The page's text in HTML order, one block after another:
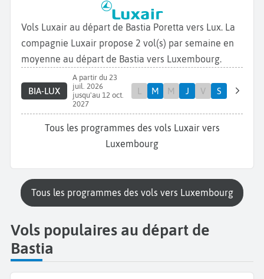
Vols Luxair au départ de Bastia Poretta vers Lux. La
compagnie Luxair propose 2 vol(s) par semaine en
moyenne au départ de Bastia vers Luxembourg.
BIA-LUX
A partir du 23
juil. 2026
jusqu'au 12 oct.
2027
L M M J V S
Tous les programmes des vols Luxair vers
Luxembourg
Tous les programmes des vols vers Luxembourg
Vols populaires au départ de
Bastia